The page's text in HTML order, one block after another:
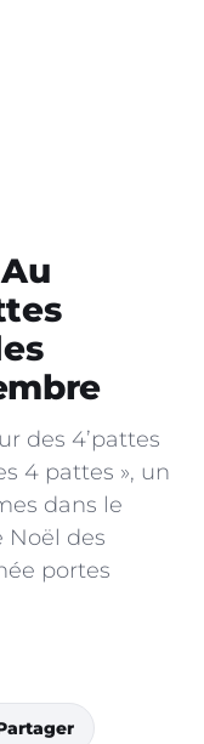
des 4’pattes
4 pattes », un
dans le
Noël des
portes